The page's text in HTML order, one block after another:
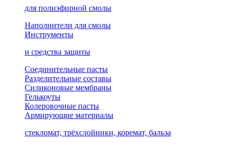
для полиэфирной смолы
Наполнители для смолы
Инструменты
и средства защиты
Соединительные пасты
Разделительные составы
Силиконовые мембраны
Гелькоуты
Колеровочные пасты
Армирующие материалы
стекломат, трёхслойники, коремат, бальза